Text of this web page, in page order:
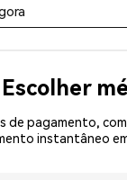
Escolher
de pagamento,
instantâneo